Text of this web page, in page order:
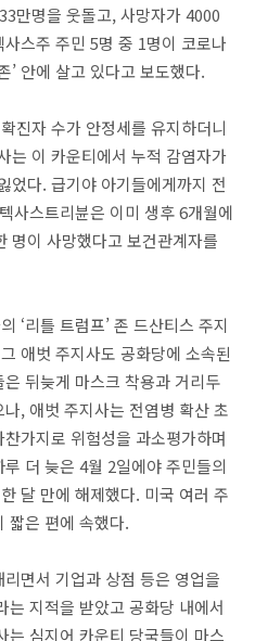
만명을 웃돌고, 사망자가 4000
스주 주민 5명 중 1명이 코로나
’ 안에 살고 있다고 보도했다.
진자 수가 안정세를 유지하더니
는 이 카운티에서 누적 감염자가
었다. 급기야 아기들에게까지 전
사스트리뷴은 이미 생후 6개월에
명이 사망했다고 보건관계자를
‘리틀 트럼프’ 존 드산티스 주지
애벗 주지사도 공화당에 소속된
뒤늦게 마스크 착용과 거리두
, 애벗 주지사는 전염병 확산 초
가지로 위험성을 과소평가하며
더 늦은 4월 2일에야 주민들의
달 만에 해제했다. 미국 여러 주
짧은 편에 속했다.
리면서 기업과 상점 등은 영업을
는 지적을 받았고 공화당 내에서
는 심지어 카운티 당국들이 마스